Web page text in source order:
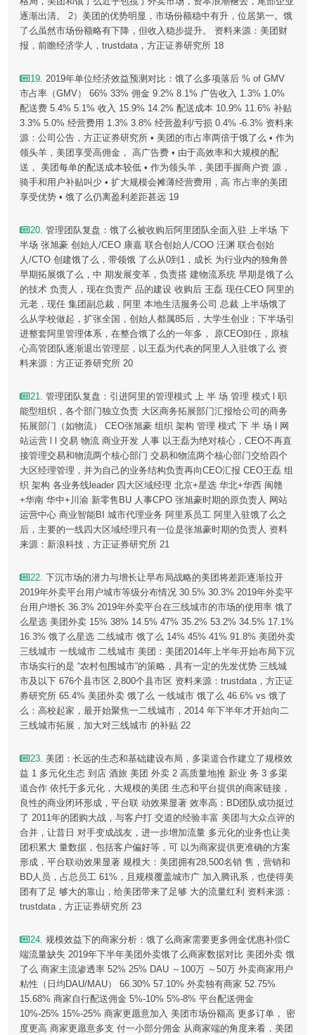
逐渐出清。 2）美团的优势明显，市场份额稳中有升，位居第一。饿
了么虽然市场份额略有下降，但收入稳步提升。 资料来源：美团财
报，前瞻经济学人，trustdata，方正证券研究所 18
19. 2019年单位经济效益预测对比：饿了么多项落后 % of GMV
市占率（GMV） 66% 33% 佣金 9.2% 8.1% 广告收入 1.3% 1.0%
配送费 5.4% 5.1% 收入 15.9% 14.2% 配送成本 10.9% 11.6% 补贴
3.3% 5.0% 经营费用 1.3% 3.8% 经营盈利/亏损 0.4% -6.3% 资料来
源：公司公告，方正证券研究所 • 美团的市占率两倍于饿了么 • 作为
领头羊，美团享受高佣金， 高广告费 • 由于高效率和大规模的配
送， 美团每单的配送成本较低 • 作为领头羊，美团手握商户资 源，
骑手和用户补贴叫少 • 扩大规模会摊薄经营费用，高 市占率的美团
享受优势 • 饿了么仍离盈利差距甚远 19
20. 管理团队复盘：饿了么被收购后阿里团队全面入驻 上半场 下
半场 张旭豪 创始人/CEO 康嘉 联合创始人/COO 汪渊 联合创始
人/CTO 创建饿了么，带领饿 了么从0到1，成长 为行业内的独角兽
早期拓展饿了么，中 期发展变革，负责搭 建物流系统 早期是饿了么
的技术 负责人，现在负责产 品的建设 收购后 王磊 现任CEO 阿里的
元老，现任 集团副总裁，阿里 本地生活服务公司 总裁 上半场饿了
么从学校做起，扩张全国，创始人都属85后，大学生创业；下半场引
进整套阿里管理体系，在整合饿了么的一年多， 原CEO卸任，原核
心高管团队逐渐退出管理层，以王磊为代表的阿里人入驻饿了么 资
料来源：方正证券研究所 20
21. 管理团队复盘：引进阿里的管理模式 上 半 场 管理 模式 l 职
能型组织，各个部门独立负责 大区商务拓展部门汇报给公司的商务
拓展部门（如物流） CEO张旭豪 组织 架构 管理 模式 下 半 场 l 网
站运营 l l 交易 物流 商业开发 人事 以王磊为绝对核心，CEO不再直
接管理交易和物流两个核心部门 交易和物流两个核心部门交给四个
大区经理管理，并为自己的业务结构负责再向CEO汇报 CEO王磊 组
织 架构 各业务线leader 四大区域经理 北京+星选 华北+华西 闽赣
+华南 华中+川渝 新零售BU 人事CPO 张旭豪时期的原负责人 网站
运营中心 商业智能BI 城市代理业务 阿里系员工 阿里入驻饿了么之
后，主要的一线四大区域经理只有一位是张旭豪时期的负责人 资料
来源：新浪科技，方正证券研究所 21
22. 下沉市场的潜力与增长让早布局战略的美团将差距逐渐拉开
2019年外卖平台用户城市等级分布情况 30.5% 30.3% 2019年外卖平
台用户增长 36.3% 2019年外卖平台在三线城市的市场的使用率 饿了
么星选 美团外卖 15% 38% 14.5% 47% 35.2% 53.2% 34.5% 17.1%
16.3% 饿了么星选 二线城市 饿了么 14% 45% 41% 91.8% 美团外卖
三线城市 一线城市 二线城市 美团：美团2014年上半年开始布局下沉
市场实行的是 “农村包围城市”的策略，具有一定的先发优势 三线城
市及以下 676个县市区 2,800个县市区 资料来源：trustdata，方正证
券研究所 65.4% 美团外卖 饿了么 一线城市 饿了么 46.6% vs 饿了
么：高校起家，最开始聚焦一二线城市，2014 年下半年才开始向二
三线城市拓展，加大对三线城市 的补贴 22
23. 美团：长远的生态和基础建设布局，多渠道合作建立了规模效
益 1 多元化生态 到店 酒旅 美团 外卖 2 高质量地推 新业 务 3 多渠
道合作 依托于多元化，大规模的美团 生态和平台提供的商家链接，
良性的商业闭环形成，平台联 动效果显著 效率高：BD团队成功挺过
了 2011年的团购大战，与客户打 交道的经验丰富 美团与大众点评的
合并，让昔日 对手变成战友，进一步增加流量 多元化的业务也让美
团积累大 量数据，包括客户偏好等，可 以为商家提供更准确的方案
形成，平台联动效果显著 规模大：美团拥有28,500名销 售，营销和
BD人员，占总员工 61%，且规模覆盖城市广 加入腾讯系，也使得美
团有了足 够大的靠山，给美团带来了足够 大的流量红利 资料来源：
trustdata，方正证券研究所 23
24. 规模效益下的商家分析：饿了么商家需要更多佣金优惠补偿C
端流量缺失 2019年下半年美团外卖饿了么商家数据对比 美团外卖 饿
了么 商家主流渗透率 52% 25% DAU ～100万 ～50万 外卖商家用户
粘性（日均DAU/MAU） 66.30% 57.10% 外卖独有商家 52.75%
15.68% 商家自行配送佣金 5%-10% 5%-8% 平台配送佣金
10%-25% 15%-25% 商家更愿意加入 美团市场份额高 更多订单， 密
度更高 商家更愿意多支 付一小部分佣金 从商家端的角度来看，美团